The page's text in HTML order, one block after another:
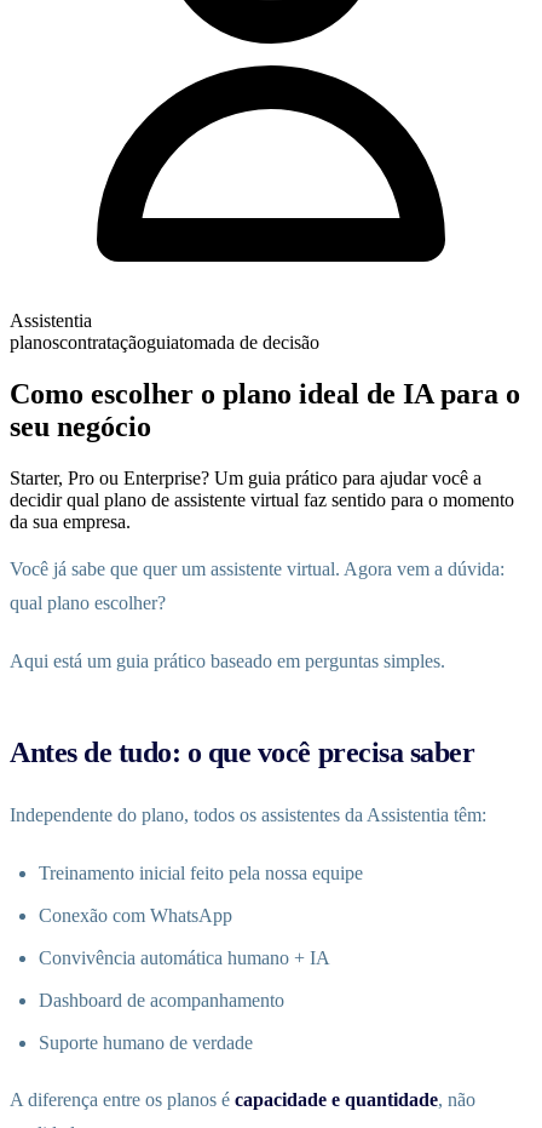
Assistentia
planoscontrataçãoguiatomada de decisão
Como escolher o plano ideal de IA para o
seu negócio
Starter, Pro ou Enterprise? Um guia prático para ajudar você a
decidir qual plano de assistente virtual faz sentido para o momento
da sua empresa.
Você já sabe que quer um assistente virtual. Agora vem a dúvida:
qual plano escolher?
Aqui está um guia prático baseado em perguntas simples.
Antes de tudo: o que você precisa saber
Independente do plano, todos os assistentes da Assistentia têm:
Treinamento inicial feito pela nossa equipe
Conexão com WhatsApp
Convivência automática humano + IA
Dashboard de acompanhamento
Suporte humano de verdade
A diferença entre os planos é capacidade e quantidade, não